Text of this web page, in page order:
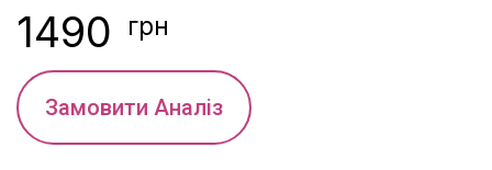
1490 грн
Замовити Аналіз